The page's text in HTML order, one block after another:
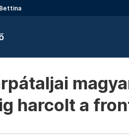
harcolt a